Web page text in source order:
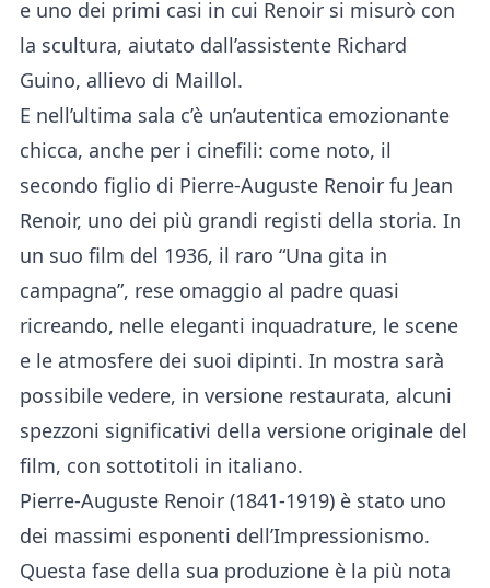
e uno dei primi casi in cui Renoir si misurò con
la scultura, aiutato dall’assistente Richard
Guino, allievo di Maillol.
E nell’ultima sala c’è un’autentica emozionante
chicca, anche per i cinefili: come noto, il
secondo figlio di Pierre-Auguste Renoir fu Jean
Renoir, uno dei più grandi registi della storia. In
un suo film del 1936, il raro “Una gita in
campagna”, rese omaggio al padre quasi
ricreando, nelle eleganti inquadrature, le scene
e le atmosfere dei suoi dipinti. In mostra sarà
possibile vedere, in versione restaurata, alcuni
spezzoni significativi della versione originale del
film, con sottotitoli in italiano.
Pierre-Auguste Renoir (1841-1919) è stato uno
dei massimi esponenti dell’Impressionismo.
Questa fase della sua produzione è la più nota